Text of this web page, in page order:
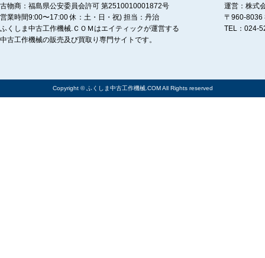
古物商：福島県公安委員会許可 第2510010001872号
営業時間9:00〜17:00 休：土・日・祝) 担当：丹治
ふくしま中古工作機械.ＣＯＭはエイティックが運営する
中古工作機械の販売及び買取り専門サイトです。
運営：株式
〒960-8036
TEL：024-
Copyright © ふくしま中古工作機械.COM All Rights reserved